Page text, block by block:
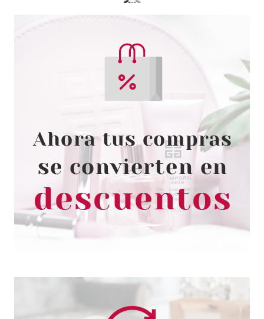
MARKWINS
MARKWINS BALSAMO LABIAL
ICE CUP FROZEN ANA 4.2GR
desde
1.10€